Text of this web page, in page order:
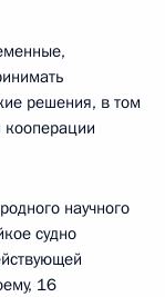
решения, в том
кооперации
научного
судно
16